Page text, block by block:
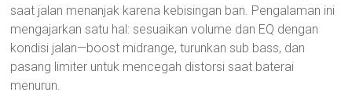
saat jalan menanjak karena kebisingan ban. Pengalaman ini
mengajarkan satu hal: sesuaikan volume dan EQ dengan
kondisi jalan—boost midrange, turunkan sub bass, dan
pasang limiter untuk mencegah distorsi saat baterai
menurun.